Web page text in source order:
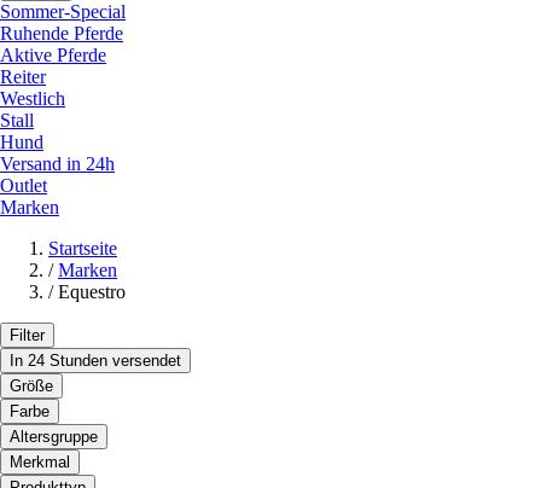
Sommer-Special
Ruhende Pferde
Aktive Pferde
Reiter
Westlich
Stall
Hund
Versand in 24h
Outlet
Marken
Startseite
/ Marken
/ Equestro
Filter
In 24 Stunden versendet
Größe
Farbe
Altersgruppe
Merkmal